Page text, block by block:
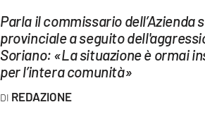
LAC NETWORK
LAC ONAIR
LaC
Network
Parla il commissario dell’Azienda
provinciale a seguito
Soriano: «La situazione è ormai
per l’intera comunità»
REDAZIONE